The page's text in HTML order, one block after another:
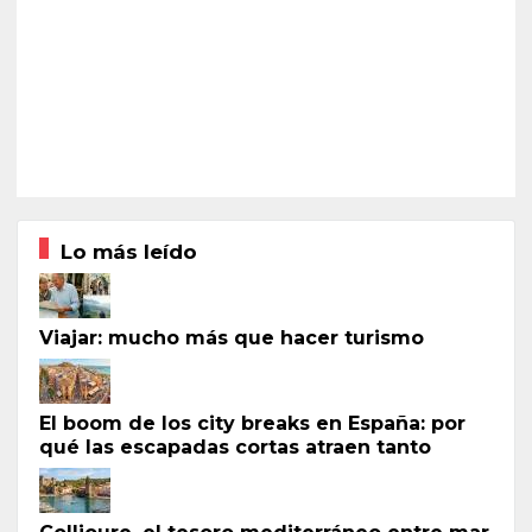
Lo más leído
Viajar: mucho más que hacer turismo
El boom de los city breaks en España: por
qué las escapadas cortas atraen tanto